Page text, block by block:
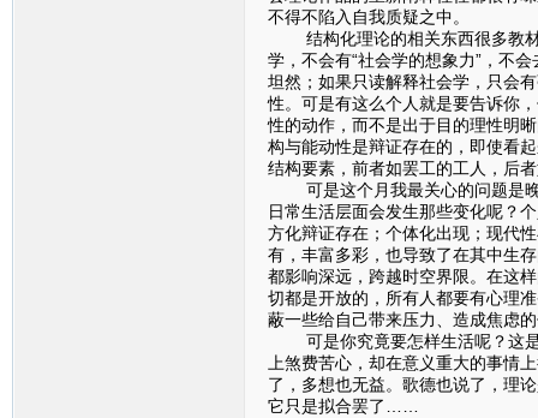
不得不陷入自我质疑之中。
结构化理论的相关东西很多教材
学，不会有“社会学的想象力”，不
坦然；如果只读解释社会学，只会
性。可是有这么个人就是要告诉你
性的动作，而不是出于目的理性明
构与能动性是辩证存在的，即使看
结构要素，前者如罢工的工人，后
可是这个月我最关心的问题是晚
日常生活层面会发生那些变化呢？
方化辩证存在；个体化出现；现代
有，丰富多彩，也导致了在其中生
都影响深远，跨越时空界限。在这
切都是开放的，所有人都要有心理
蔽一些给自己带来压力、造成焦虑
可是你究竟要怎样生活呢？这是
上煞费苦心，却在意义重大的事情
了，多想也无益。歌德也说了，理
它只是拟合罢了……